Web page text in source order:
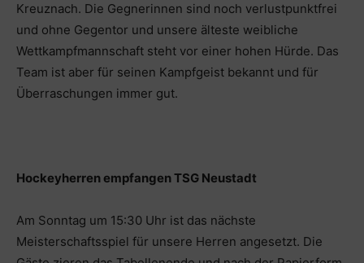
Kreuznach. Die Gegnerinnen sind noch verlustpunktfrei
und ohne Gegentor und unsere älteste weibliche
Wettkampfmannschaft steht vor einer hohen Hürde. Das
Team ist aber für seinen Kampfgeist bekannt und für
Überraschungen immer gut.
Hockeyherren empfangen TSG Neustadt
Am Sonntag um 15:30 Uhr ist das nächste
Meisterschaftsspiel für unsere Herren angesetzt. Die